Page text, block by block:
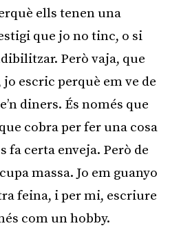
ells tenen una
que jo no tinc, o si
Però vaja, que
escric perquè em ve de
diners. És només que
cobra per fer una cosa
fa certa enveja. Però de
massa. Jo em guanyo
feina, i per mi, escriure
com un hobby.